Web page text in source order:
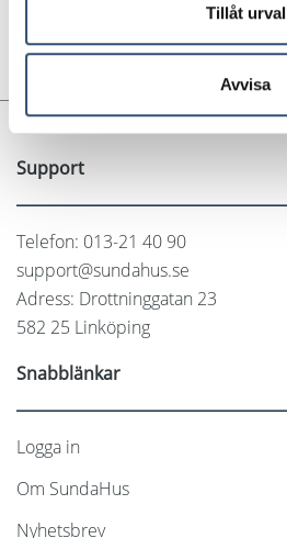
Tillåt urval
Avvisa
Support
Telefon: 013-21 40 90
support@sundahus.se
Adress: Drottninggatan 23
582 25 Linköping
Snabblänkar
Logga in
Om SundaHus
Nyhetsbrev